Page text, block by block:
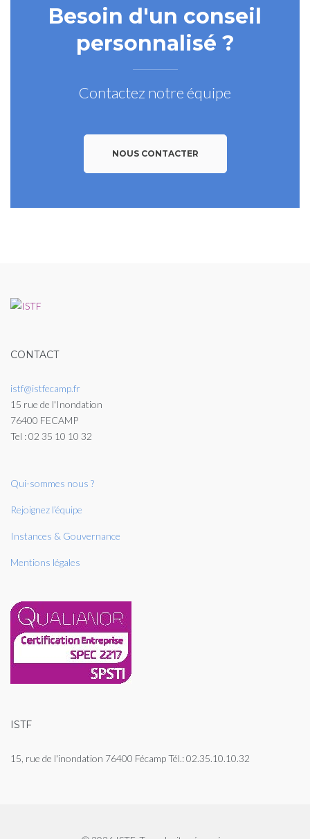
Besoin d'un conseil
personnalisé ?
Contactez notre équipe
NOUS CONTACTER
CONTACT
istf@istfecamp.fr
15 rue de l'Inondation
76400 FECAMP
Tel : 02 35 10 10 32
Qui-sommes nous ?
Rejoignez l’équipe
Instances & Gouvernance
Mentions légales
ISTF
15, rue de l'inondation 76400 Fécamp Tél.: 02.35.10.10.32